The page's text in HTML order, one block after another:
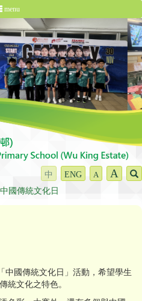
menu
中 ENG A A
中國傳統文化日
中國傳統文化日」活動，希望學生
統文化之特色。